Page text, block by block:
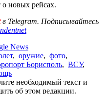
новых рейсах.
в Telegram. Подписывайтесь
News
, оружие, фото,
Борисполь, ВСУ,
необходимый текст и
об этом редакции.